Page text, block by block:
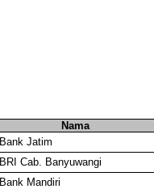
Nama
Bank Jatim
BRI Cab. Banyuwangi
Bank Mandiri